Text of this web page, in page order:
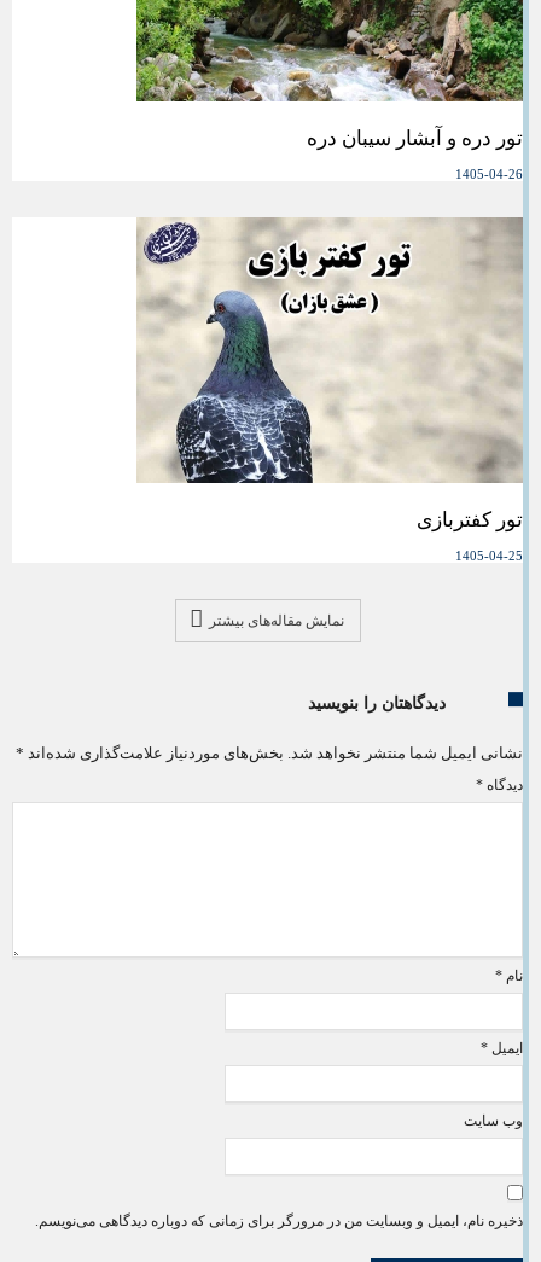
تور دره و آبشار سیبان دره
1405-04-26
تور کفتربازی
1405-04-25
نمایش مقاله‌های بیشتر
دیدگاهتان را بنویسید
نشانی ایمیل شما منتشر نخواهد شد. بخش‌های موردنیاز علامت‌گذاری شده‌اند *
دیدگاه *
نام *
ایمیل *
وب‌ سایت
ذخیره نام، ایمیل و وبسایت من در مرورگر برای زمانی که دوباره دیدگاهی می‌نویسم.